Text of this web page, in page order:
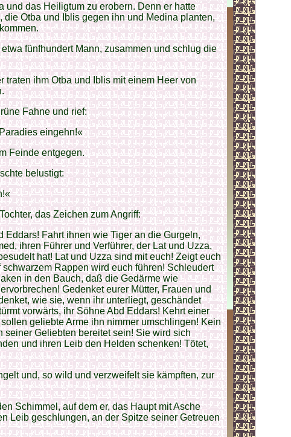
und das Heiligtum zu erobern. Denn er hatte
die Otba und Iblis gegen ihn und Medina planten,
fünfhundert Mann, zusammen und schlug die
traten ihm Otba und Iblis mit einem Heer von
Fahne und rief:
eingehn!«
Feinde entgegen.
belustigt:
das Zeichen zum Angriff:
Eddars! Fahrt ihnen wie Tiger an die Gurgeln,
ihren Führer und Verführer, der Lat und Uzza,
hat! Lat und Uzza sind mit euch! Zeigt euch
Rappen wird euch führen! Schleudert
in den Bauch, daß die Gedärme wie
Gedenket eurer Mütter, Frauen und
wie sie, wenn ihr unterliegt, geschändet
vorwärts, ihr Söhne Abd Eddars! Kehrt einer
geliebte Arme ihn nimmer umschlingen! Kein
seiner Geliebten bereitet sein! Sie wird sich
und ihren Leib den Helden schenken! Tötet,
und, so wild und verzweifelt sie kämpften, zur
Schimmel, auf dem er, das Haupt mit Asche
Leib geschlungen, an der Spitze seiner Getreuen